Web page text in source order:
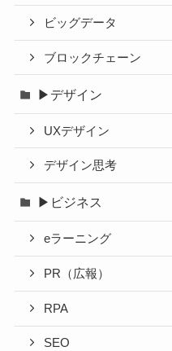
ビッグデータ
ブロックチェーン
▶デザイン
UXデザイン
デザイン思考
▶ビジネス
eラーニング
PR（広報）
RPA
SEO